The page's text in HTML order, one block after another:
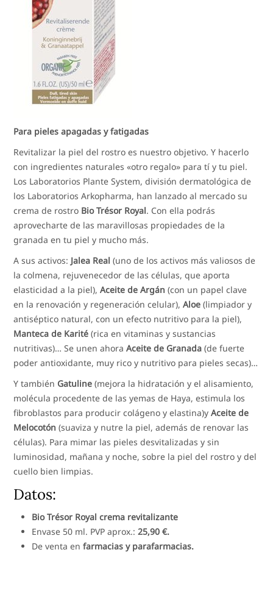
Para pieles apagadas y fatigadas
Revitalizar la piel del rostro es nuestro objetivo. Y hacerlo
con ingredientes naturales «otro regalo» para tí y tu piel.
Los Laboratorios Plante System, división dermatológica de
los Laboratorios Arkopharma, han lanzado al mercado su
crema de rostro Bio Trésor Royal. Con ella podrás
aprovecharte de las maravillosas propiedades de la
granada en tu piel y mucho más.
A sus activos: Jalea Real (uno de los activos más valiosos de
la colmena, rejuvenecedor de las células, que aporta
elasticidad a la piel),Aceite de Argán (con un papel clave
en la renovación y regeneración celular),Aloe (limpiador y
antiséptico natural, con un efecto nutritivo para la piel),
Manteca de Karité (rica en vitaminas y sustancias
nutritivas)… Se unen ahoraAceite de Granada (de fuerte
poder antioxidante, muy rico y nutritivo para pieles secas)…
Y también Gatuline (mejora la hidratación y el alisamiento,
molécula procedente de las yemas de Haya, estimula los
fibroblastos para producir colágeno y elastina)yAceite de
Melocotón (suaviza y nutre la piel, además de renovar las
células). Para mimar las pieles desvitalizadas y sin
luminosidad, mañana y noche, sobre la piel del rostro y del
cuello bien limpias.
Datos:
Bio Trésor Royal crema revitalizante
Envase 50 ml. PVP aprox.:25,90 €.
De venta enfarmacias y parafarmacias.